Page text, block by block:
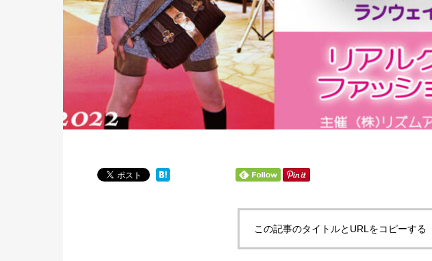
この記事のタイトルとURLをコピーする